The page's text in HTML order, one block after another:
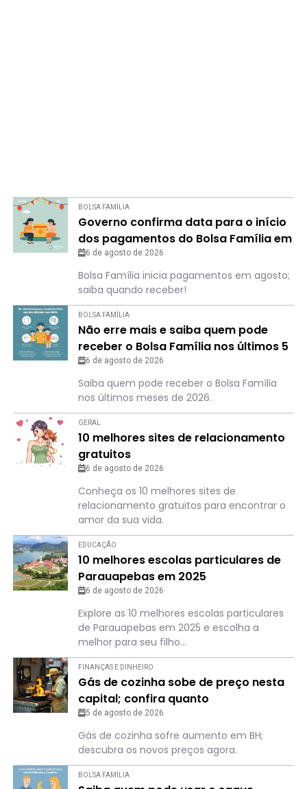
BOLSA FAMÍLIA
Governo confirma data para o início
dos pagamentos do Bolsa Família em
agosto
6 de agosto de 2026
Bolsa Família inicia pagamentos em agosto;
saiba quando receber!
BOLSA FAMÍLIA
Não erre mais e saiba quem pode
receber o Bolsa Família nos últimos 5
meses de 2026
6 de agosto de 2026
Saiba quem pode receber o Bolsa Família
nos últimos meses de 2026.
GERAL
10 melhores sites de relacionamento
gratuitos
6 de agosto de 2026
Conheça os 10 melhores sites de
relacionamento gratuitos para encontrar o
amor da sua vida.
EDUCAÇÃO
10 melhores escolas particulares de
Parauapebas em 2025
6 de agosto de 2026
Explore as 10 melhores escolas particulares
de Parauapebas em 2025 e escolha a
melhor para seu filho...
FINANÇAS E DINHEIRO
Gás de cozinha sobe de preço nesta
capital; confira quanto
5 de agosto de 2026
Gás de cozinha sofre aumento em BH;
descubra os novos preços agora.
BOLSA FAMÍLIA